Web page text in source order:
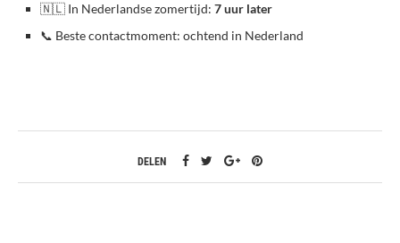
🇳🇱 In Nederlandse zomertijd: 7 uur later
📞 Beste contactmoment: ochtend in Nederland
DELEN